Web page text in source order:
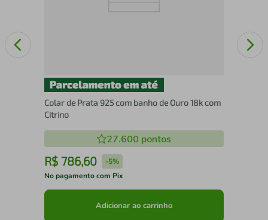
Colar de Prata 925 com banho de Ouro 18k com
Citrino
27.600 pontos
R$ 786,60 -5%
No pagamento com Pix
Adicionar ao carrinho